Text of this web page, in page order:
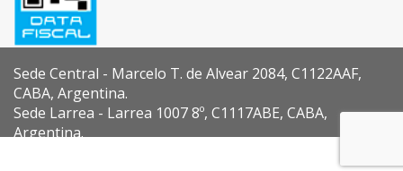
Sede Central - Marcelo T. de Alvear 2084, C1122AAF,
CABA, Argentina.
Sede Larrea - Larrea 1007 8º, C1117ABE, CABA,
Argentina.